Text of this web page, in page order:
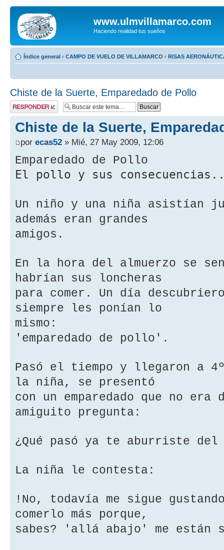
www.ulmvillamarco.com
Haciendo realidad tus sueños
Índice general ‹ CAMPO DE VUELO DE VILLAMARCO ‹ RISAS
Chiste de la Suerte, Emparedado de Pollo
Publicar una
respuesta
Chiste de la Suerte,
por ecas52 » Mié, 27 May 2009, 12:06
Emparedado de Pollo
El pollo y sus
Un niño y una niña asistían
además eran grandes
amigos.
En la hora del almuerzo se
habrían sus loncheras
para comer. Un día
siempre les ponían lo
mismo:
'emparedado de pollo'.
Pasó el tiempo y llegaron a
la niña, se presentó
con un emparedado que no
amiguito pregunta:
¿Qué pasó ya te aburriste
La niña le contesta:
!No, todavía me sigue
comerlo más porque,
sabes? 'allá abajo' me están